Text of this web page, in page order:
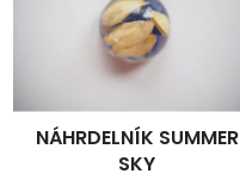
NÁHRDELNÍK SUMMER
SKY